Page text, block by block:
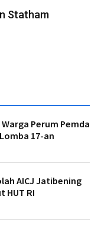
Statham
Perum Pemda
17-an
AICJ Jatibening
HUT RI